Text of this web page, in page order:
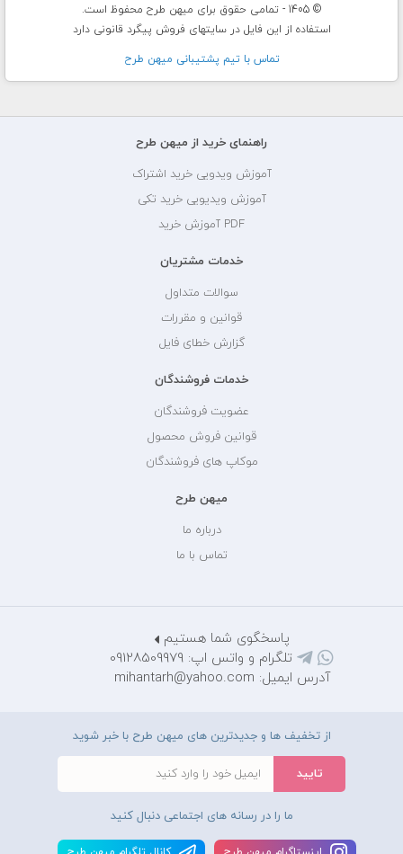
© 1405 - تمامی حقوق برای میهن طرح محفوظ است.
استفاده از این فایل در سایتهای فروش پیگرد قانونی دارد
تماس با تيم پشتيبانی ميهن طرح
راهنمای خرید از میهن طرح
آموزش ویدویی خرید اشتراک
آموزش ویدیویی خرید تکی
PDF آموزش خرید
خدمات مشتریان
سوالات متداول
قوانین و مقررات
گزارش خطای فایل
خدمات فروشندگان
عضویت فروشندگان
قوانین فروش محصول
موکاپ های فروشندگان
میهن طرح
درباره ما
تماس با ما
پاسخگوی شما هستیم
تلگرام و واتس اپ: 09128509979
آدرس ایمیل: mihantarh@yahoo.com
از تخفیف ها و جدیدترین های میهن طرح با خبر شوید
ما را در رسانه های اجتماعی دنبال کنید